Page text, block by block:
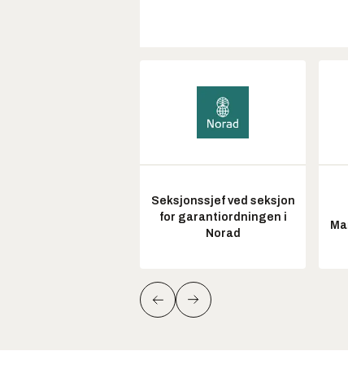
Seksjonssjef ved seksjon
for garantiordningen i
Norad